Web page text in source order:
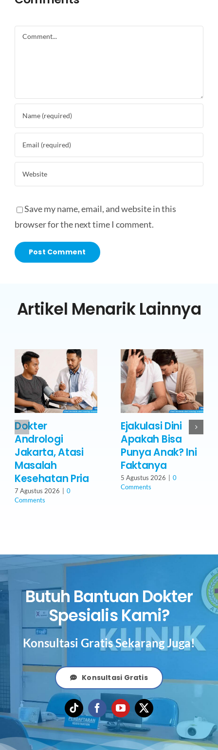
Comment
Save my name, email, and website in this
browser for the next time I comment.
Artikel Menarik Lainnya
Dokter
Andrologi
Jakarta, Atasi
Masalah
Kesehatan Pria
7 Agustus 2026
0
Comments
Ejakulasi Dini
Apakah Bisa
Punya Anak? Ini
Faktanya
5 Agustus 2026
0
Comments
Butuh Bantuan Dokter
Spesialis Kami?
Konsultasi Gratis Sekarang Juga!
Konsultasi Gratis